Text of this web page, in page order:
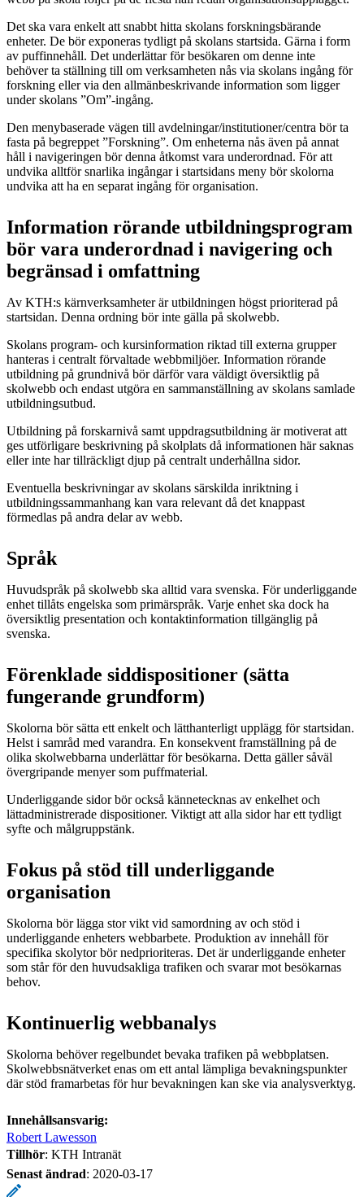
Det ska vara enkelt att snabbt hitta skolans forskningsbärande
enheter. De bör exponeras tydligt på skolans startsida. Gärna i form
av puffinnehåll. Det underlättar för besökaren om denne inte
behöver ta ställning till om verksamheten nås via skolans ingång för
forskning eller via den allmänbeskrivande information som ligger
under skolans ”Om”-ingång.
Den menybaserade vägen till avdelningar/institutioner/centra bör ta
fasta på begreppet ”Forskning”. Om enheterna nås även på annat
håll i navigeringen bör denna åtkomst vara underordnad. För att
undvika alltför snarlika ingångar i startsidans meny bör skolorna
undvika att ha en separat ingång för organisation.
Information rörande utbildningsprogram
bör vara underordnad i navigering och
begränsad i omfattning
Av KTH:s kärnverksamheter är utbildningen högst prioriterad på
startsidan. Denna ordning bör inte gälla på skolwebb.
Skolans program- och kursinformation riktad till externa grupper
hanteras i centralt förvaltade webbmiljöer. Information rörande
utbildning på grundnivå bör därför vara väldigt översiktlig på
skolwebb och endast utgöra en sammanställning av skolans samlade
utbildningsutbud.
Utbildning på forskarnivå samt uppdragsutbildning är motiverat att
ges utförligare beskrivning på skolplats då informationen här saknas
eller inte har tillräckligt djup på centralt underhållna sidor.
Eventuella beskrivningar av skolans särskilda inriktning i
utbildningssammanhang kan vara relevant då det knappast
förmedlas på andra delar av webb.
Språk
Huvudspråk på skolwebb ska alltid vara svenska. För underliggande
enhet tillåts engelska som primärspråk. Varje enhet ska dock ha
översiktlig presentation och kontaktinformation tillgänglig på
svenska.
Förenklade siddispositioner (sätta
fungerande grundform)
Skolorna bör sätta ett enkelt och lätthanterligt upplägg för startsidan.
Helst i samråd med varandra. En konsekvent framställning på de
olika skolwebbarna underlättar för besökarna. Detta gäller såväl
övergripande menyer som puffmaterial.
Underliggande sidor bör också kännetecknas av enkelhet och
lättadministrerade dispositioner. Viktigt att alla sidor har ett tydligt
syfte och målgruppstänk.
Fokus på stöd till underliggande
organisation
Skolorna bör lägga stor vikt vid samordning av och stöd i
underliggande enheters webbarbete. Produktion av innehåll för
specifika skolytor bör nedprioriteras. Det är underliggande enheter
som står för den huvudsakliga trafiken och svarar mot besökarnas
behov.
Kontinuerlig webbanalys
Skolorna behöver regelbundet bevaka trafiken på webbplatsen.
Skolwebbsnätverket enas om ett antal lämpliga bevakningspunkter
där stöd framarbetas för hur bevakningen kan ske via analysverktyg.
Innehållsansvarig:
Robert Lawesson
Tillhör: KTH Intranät
Senast ändrad: 2020-03-17